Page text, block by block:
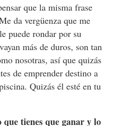
que la misma frase
da vergüenza que me
puede rondar por su
más de duros, son tan
nosotras, así que quizás
de emprender destino a
Quizás él esté en tu
que tienes que ganar y lo